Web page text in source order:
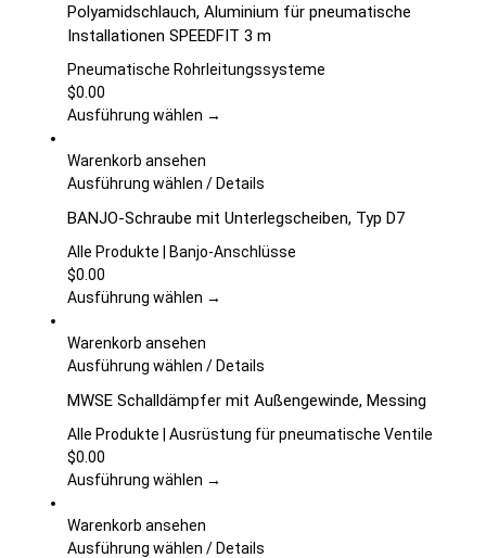
der
Produktseite
gewählt
weist
mehrere
Varianten
Die
auf
Produktseite
gewählt
Polyamidschlauch, Aluminium für pneumatische
Installationen SPEEDFIT 3 m
Pneumatische Rohrleitungssysteme
$0.00
Ausführung wählen →
Warenkorb ansehen
Ausführung wählen Dieses
weist
mehrere
auf.
können
der
Produktseite
werden
/Details
BANJO-Schraube mit Unterlegscheiben, Typ D7
Alle Produkte | Banjo-Anschlüsse
$0.00
Ausführung wählen →
Warenkorb ansehen
Ausführung wählen Dieses
weist
mehrere
auf.
können
/Details
MWSE Schalldämpfer mit Außengewinde, Messing
Alle Produkte | Ausrüstung für pneumatische Ventile
$0.00
Ausführung wählen →
Warenkorb ansehen
Ausführung wählen Dieses
/Details